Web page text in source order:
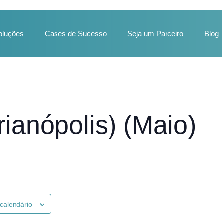
Cases de Sucesso Seja um Parceiro Blog
(Maio)